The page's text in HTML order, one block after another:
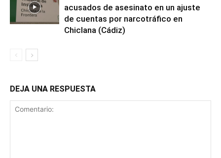
acusados de asesinato en un ajuste
de cuentas por narcotráfico en
Chiclana (Cádiz)
DEJA UNA RESPUESTA